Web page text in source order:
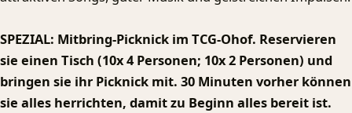
SPEZIAL: Mitbring-Picknick im TCG-Ohof. Reservieren
sie einen Tisch (10x 4 Personen; 10x 2 Personen) und
bringen sie ihr Picknick mit. 30 Minuten vorher können
sie alles herrichten, damit zu Beginn alles bereit ist.